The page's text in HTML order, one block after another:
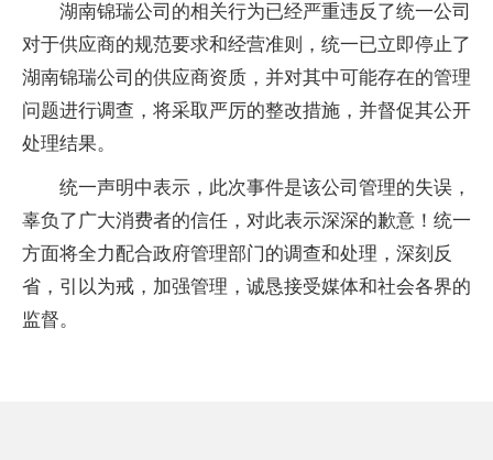
湖南锦瑞公司的相关行为已经严重违反了统一公司
对于供应商的规范要求和经营准则，统一已立即停止了
湖南锦瑞公司的供应商资质，并对其中可能存在的管理
问题进行调查，将采取严厉的整改措施，并督促其公开
处理结果。
统一声明中表示，此次事件是该公司管理的失误，
辜负了广大消费者的信任，对此表示深深的歉意！统一
方面将全力配合政府管理部门的调查和处理，深刻反
省，引以为戒，加强管理，诚恳接受媒体和社会各界的
监督。